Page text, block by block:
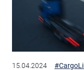
15.04.2024